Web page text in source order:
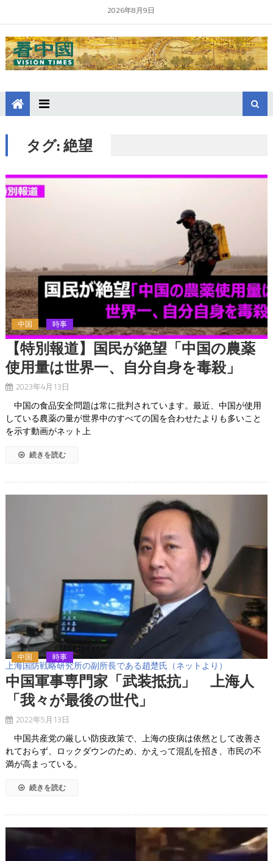
2026年8月9日
タグ:絶望
中国 時事
【特別報道】国民が絶望「中国の農薬
使用量は世界一、自分自身を毒殺」
2023年4月13日
中国の食品安全問題は常に批判されています。最近、中国が使用
している農薬の量が世界中のすべての国を合わせたよりも多いこと
を示す動画がネット上
続きを読む
上海国防戦略研究所の副所長である趙楚氏（ネットより）
中国 時事
中国軍事専門家「武装抵抗」 上海人
「我々が最後の世代」
2022年5月13日
中国共産党の厳しい防疫政策で、上海の疫病は依然として改善さ
れておらず、ロックダウンのため、かえって混乱を招き、市民の不
満が高まっている。
続きを読む